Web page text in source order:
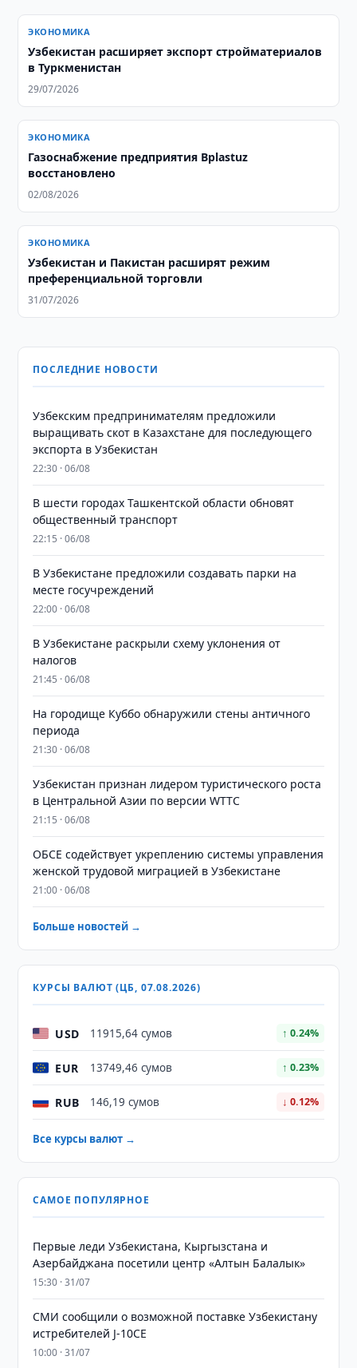
ЭКОНОМИКА
Узбекистан расширяет экспорт стройматериалов
в Туркменистан
29/07/2026
ЭКОНОМИКА
Газоснабжение предприятия Bplastuz
восстановлено
02/08/2026
ЭКОНОМИКА
Узбекистан и Пакистан расширят режим
преференциальной торговли
31/07/2026
ПОСЛЕДНИЕ НОВОСТИ
Узбекским предпринимателям предложили
выращивать скот в Казахстане для последующего
экспорта в Узбекистан
22:30 · 06/08
В шести городах Ташкентской области обновят
общественный транспорт
22:15 · 06/08
В Узбекистане предложили создавать парки на
месте госучреждений
22:00 · 06/08
В Узбекистане раскрыли схему уклонения от
налогов
21:45 · 06/08
На городище Куббо обнаружили стены античного
периода
21:30 · 06/08
Узбекистан признан лидером туристического роста
в Центральной Азии по версии WTTC
21:15 · 06/08
ОБСЕ содействует укреплению системы управления
женской трудовой миграцией в Узбекистане
21:00 · 06/08
Больше новостей →
КУРСЫ ВАЛЮТ (ЦБ, 07.08.2026)
USD 11915,64 сумов ↑ 0.24%
EUR 13749,46 сумов ↑ 0.23%
RUB 146,19 сумов ↓ 0.12%
Все курсы валют →
САМОЕ ПОПУЛЯРНОЕ
Первые леди Узбекистана, Кыргызстана и
Азербайджана посетили центр «Алтын Балалык»
15:30 · 31/07
СМИ сообщили о возможной поставке Узбекистану
истребителей J-10CE
10:00 · 31/07